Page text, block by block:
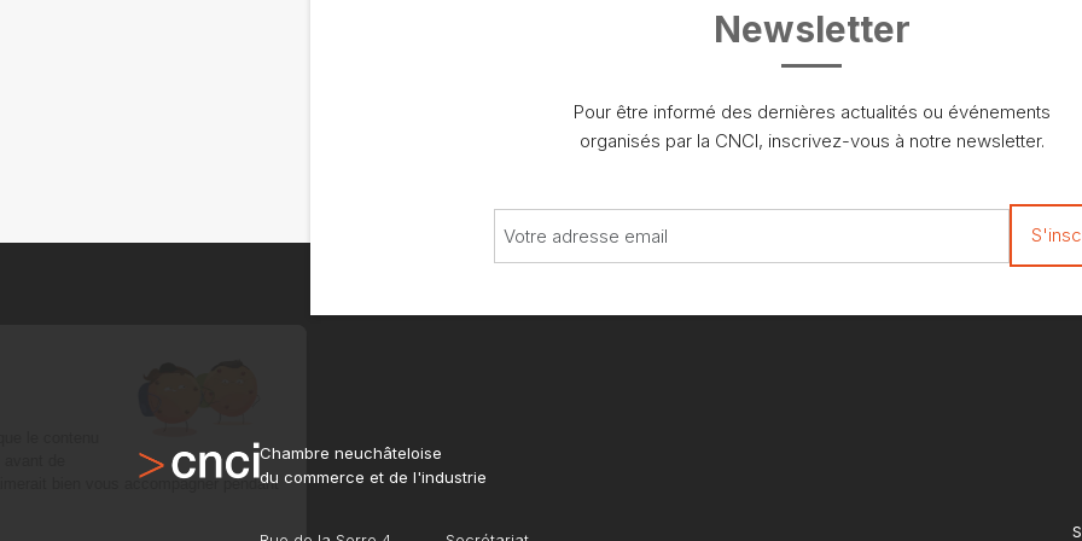
Newsletter
Pour être informé des dernières actualités ou événements
organisés par la CNCI, inscrivez-vous à notre newsletter.
Chambre neuchâteloise
du commerce et de l'industrie